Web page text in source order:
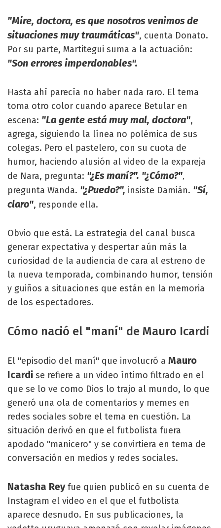
"Mire, doctora, es que nosotros venimos de
situaciones muy traumáticas", cuenta Donato.
Por su parte, Martitegui suma a la actuación:
"Son errores imperdonables".
Hasta ahí parecía no haber nada raro. El tema
toma otro color cuando aparece Betular en
escena: "La gente está muy mal, doctora",
agrega, siguiendo la línea no polémica de sus
colegas. Pero el pastelero, con su cuota de
humor, haciendo alusión al video de la expareja
de Nara, pregunta: "¿Es maní?". "¿Cómo?",
pregunta Wanda. "¿Puedo?", insiste Damián. "Sí,
claro", responde ella.
Obvio que está. La estrategia del canal busca
generar expectativa y despertar aún más la
curiosidad de la audiencia de cara al estreno de
la nueva temporada, combinando humor, tensión
y guiños a situaciones que están en la memoria
de los espectadores.
Cómo nació el "maní" de Mauro Icardi
El "episodio del maní" que involucró a Mauro
Icardi se refiere a un video íntimo filtrado en el
que se lo ve como Dios lo trajo al mundo, lo que
generó una ola de comentarios y memes en
redes sociales sobre el tema en cuestión. La
situación derivó en que el futbolista fuera
apodado "manicero" y se convirtiera en tema de
conversación en medios y redes sociales.
Natasha Reyfue quien publicó en su cuenta de
Instagram el video en el que el futbolista
aparece desnudo. En sus publicaciones, la